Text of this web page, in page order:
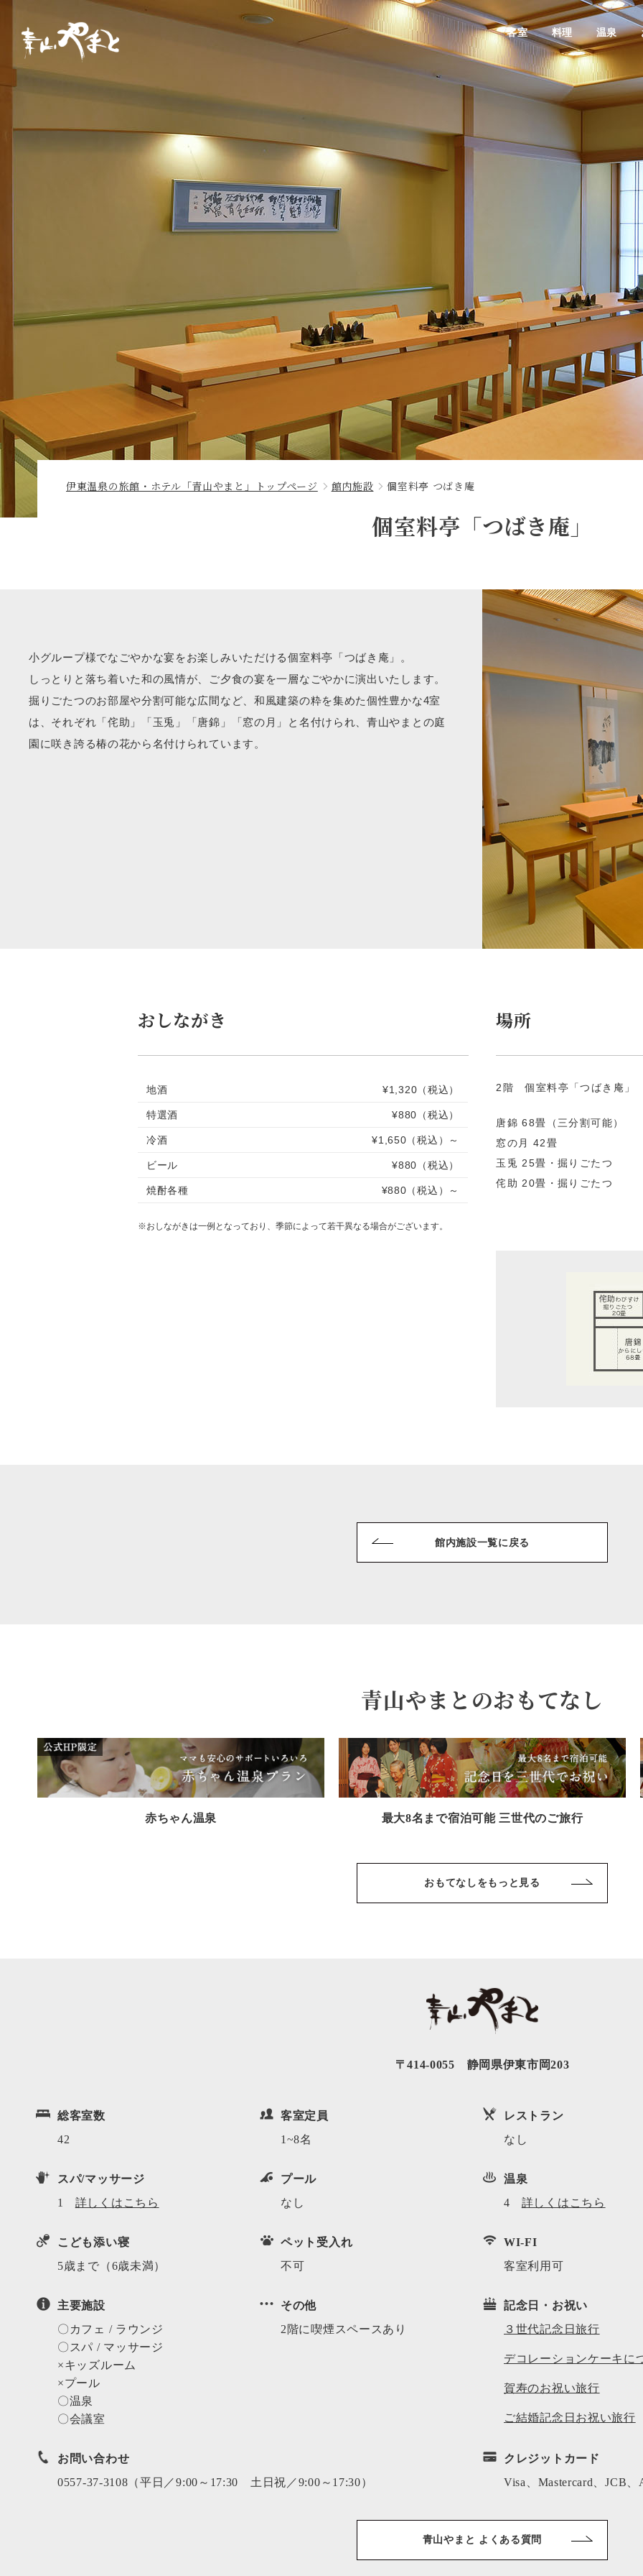
客室 料理 温泉
客室 料理 温泉
伊東温泉の旅館・ホテル「青山やまと」トップページ 館内施設 個室料亭 つばき庵
個室料亭「つばき庵」
小グループ様でなごやかな宴をお楽しみいただける個室料亭「つばき庵」。
しっとりと落ち着いた和の風情が、ご夕食の宴を一層なごやかに演出いたします。
掘りごたつのお部屋や分割可能な広間など、和風建築の粋を集めた個性豊かな4室
は、それぞれ「侘助」「玉兎」「唐錦」「窓の月」と名付けられ、青山やまとの庭
園に咲き誇る椿の花から名付けられています。
おしながき
地酒 ¥1,320（税込）
特選酒 ¥880（税込）
冷酒 ¥1,650（税込）～
ビール ¥880（税込）
焼酎各種 ¥880（税込）～
※おしながきは一例となっており、季節によって若干異なる場合がございます。
場所
2階 個室料亭「つばき庵
唐錦 68畳（三分割可能）
窓の月 42畳
玉兎 25畳・掘りごたつ
侘助 20畳・掘りごたつ
館内施設一覧に戻る
青山やまとのおもてなし
赤ちゃん温泉 最大8名まで宿泊可能 三世代のご旅行
おもてなしをもっと見る
〒414-0055 静岡県伊東市岡203
総客室数
42
客室定員
1~8名
レストラン
なし
スパ/マッサージ
1
詳しくはこちら
プール
なし
温泉
4
詳しくはこちら
こども添い寝
5歳まで （6歳未満）
ペット受入れ
不可
WI-FI
客室利用可
主要施設
〇カフェ / ラウンジ
〇スパ / マッサージ
×キッズルーム
×プール
〇温泉
〇会議室
その他
2階に喫煙スペース あり
記念日・お祝い
３世代記念日旅行
デコレーションケーキに
賀寿のお祝い旅行
ご結婚記念日お祝い旅行
お問い合わせ
0557-37-3108（平日／9:00～17:30 土日祝／9:00～17:30）
クレジットカード
Visa、Mastercard、JCB
青山やまと よくある質問